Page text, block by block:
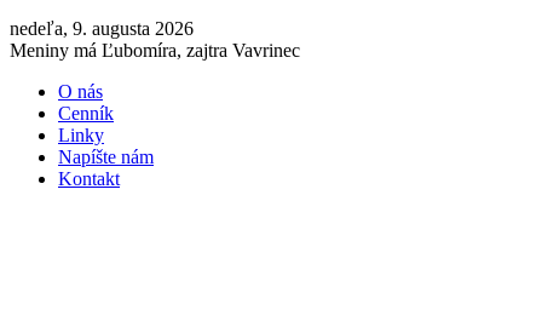
nedeľa, 9. augusta 2026
Meniny má Ľubomíra, zajtra Vavrinec
O nás
Cenník
Linky
Napíšte nám
Kontakt